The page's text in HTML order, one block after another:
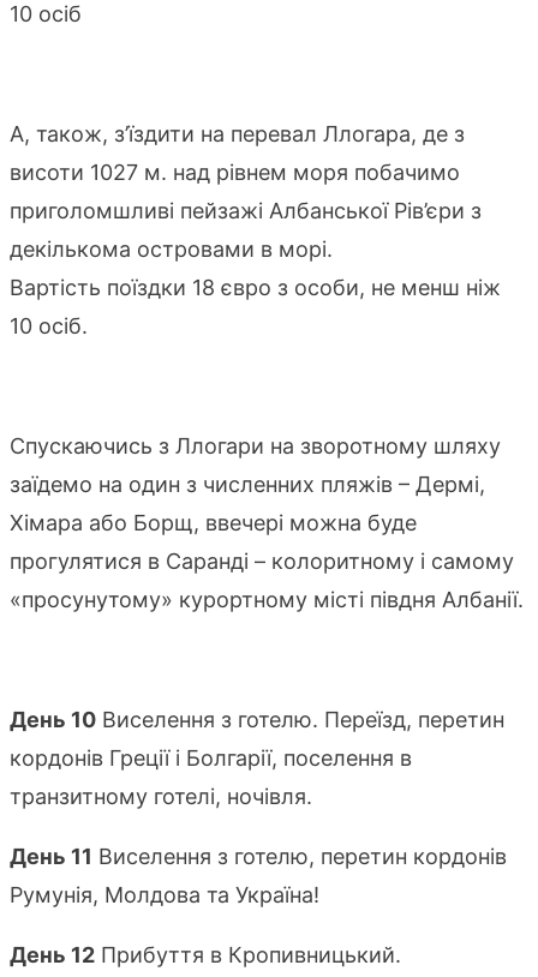
10 осіб
А, також, з’їздити на перевал Ллогара, де з
висоти 1027 м. над рівнем моря побачимо
приголомшливі пейзажі Албанської Рів’єри з
декількома островами в морі.
Вартість поїздки 18 євро з особи, не менш ніж
10 осіб.
Спускаючись з Ллогари на зворотному шляху
заїдемо на один з численних пляжів – Дермі,
Хімара або Борщ, ввечері можна буде
прогулятися в Саранді – колоритному і самому
«просунутому» курортному місті півдня Албанії.
День 10 Виселення з готелю. Переїзд, перетин
кордонів Греції і Болгарії, поселення в
транзитному готелі, ночівля.
День 11 Виселення з готелю, перетин кордонів
Румунія, Молдова та Україна!
День 12 Прибуття в Кропивницький.